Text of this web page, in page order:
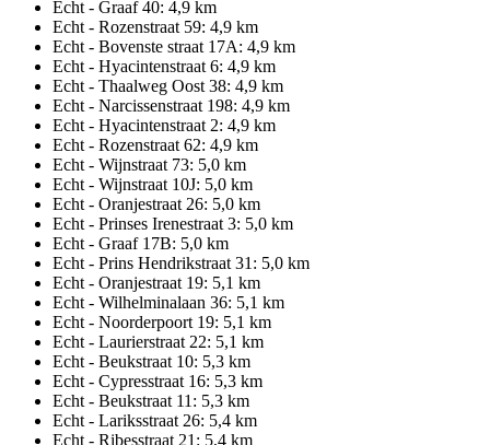
Echt - Graaf 40: 4,9 km
Echt - Rozenstraat 59: 4,9 km
Echt - Bovenste straat 17A: 4,9 km
Echt - Hyacintenstraat 6: 4,9 km
Echt - Thaalweg Oost 38: 4,9 km
Echt - Narcissenstraat 198: 4,9 km
Echt - Hyacintenstraat 2: 4,9 km
Echt - Rozenstraat 62: 4,9 km
Echt - Wijnstraat 73: 5,0 km
Echt - Wijnstraat 10J: 5,0 km
Echt - Oranjestraat 26: 5,0 km
Echt - Prinses Irenestraat 3: 5,0 km
Echt - Graaf 17B: 5,0 km
Echt - Prins Hendrikstraat 31: 5,0 km
Echt - Oranjestraat 19: 5,1 km
Echt - Wilhelminalaan 36: 5,1 km
Echt - Noorderpoort 19: 5,1 km
Echt - Laurierstraat 22: 5,1 km
Echt - Beukstraat 10: 5,3 km
Echt - Cypresstraat 16: 5,3 km
Echt - Beukstraat 11: 5,3 km
Echt - Lariksstraat 26: 5,4 km
Echt - Ribesstraat 21: 5,4 km